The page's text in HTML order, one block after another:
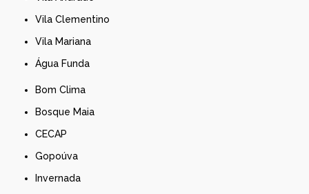
Vila Clementino
Vila Mariana
Água Funda
Bom Clima
Bosque Maia
CECAP
Gopoúva
Invernada